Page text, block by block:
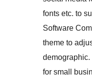
fonts etc. to
Software
theme to
demographic.
for small